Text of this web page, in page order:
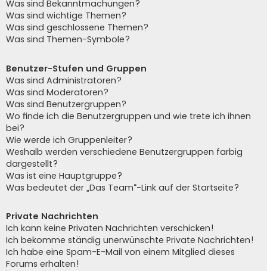
Was sind Bekanntmachungen?
Was sind wichtige Themen?
Was sind geschlossene Themen?
Was sind Themen-Symbole?
Benutzer-Stufen und Gruppen
Was sind Administratoren?
Was sind Moderatoren?
Was sind Benutzergruppen?
Wo finde ich die Benutzergruppen und wie trete ich ihnen
bei?
Wie werde ich Gruppenleiter?
Weshalb werden verschiedene Benutzergruppen farbig
dargestellt?
Was ist eine Hauptgruppe?
Was bedeutet der „Das Team“-Link auf der Startseite?
Private Nachrichten
Ich kann keine Privaten Nachrichten verschicken!
Ich bekomme ständig unerwünschte Private Nachrichten!
Ich habe eine Spam-E-Mail von einem Mitglied dieses
Forums erhalten!